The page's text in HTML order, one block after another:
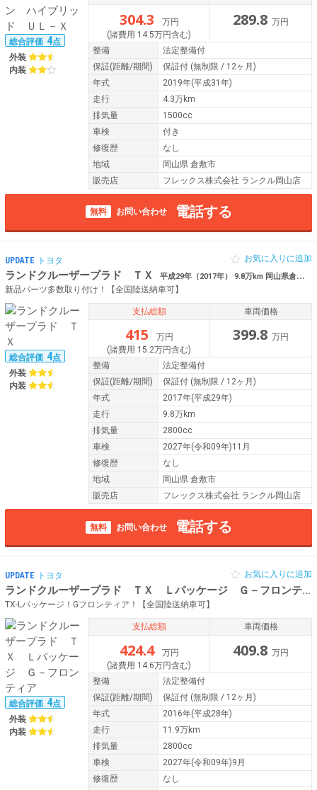
総合評価 4点
外装
内装
304.3
万円
(諸費用 14.5万円含む)
289.8 万円
整備
法定整備付
保証(距離/期間) 保証付 (無制限 / 12ヶ月)
年式
2019年(平成31年)
走行
4.3万km
排気量
1500cc
車検
付き
修復歴
なし
地域
岡山県 倉敷市
販売店
フレックス株式会社 ランクル岡山店
無料 お問い合わせ 電話する
UPDATE トヨタ
ランドクルーザープラド ＴＸ 平成29年（2017年） 9.8万km 岡山県倉敷市 【厳選仕入】
新品パーツ多数取り付け！【全国陸送納車可】
お気に入りに追加
総合評価 4点
外装
内装
支払総額
415
万円
(諸費用 15.2万円含む)
車両価格
399.8 万円
整備
法定整備付
保証(距離/期間) 保証付 (無制限 / 12ヶ月)
年式
2017年(平成29年)
走行
9.8万km
排気量
2800cc
車検
2027年(令和09年)11月
修復歴
なし
地域
岡山県 倉敷市
販売店
フレックス株式会社 ランクル岡山店
無料 お問い合わせ 電話する
UPDATE トヨタ
ランドクルーザープラド ＴＸ Ｌパッケージ Ｇ－フロンティア
TX-Lパッケージ！Gフロンティア！【全国陸送納車可】
お気に入りに追加
総合評価 4点
外装
内装
支払総額
424.4
万円
(諸費用 14.6万円含む)
車両価格
409.8 万円
整備
法定整備付
保証(距離/期間) 保証付 (無制限 / 12ヶ月)
年式
2016年(平成28年)
走行
11.9万km
排気量
2800cc
車検
2027年(令和09年)9月
修復歴
なし